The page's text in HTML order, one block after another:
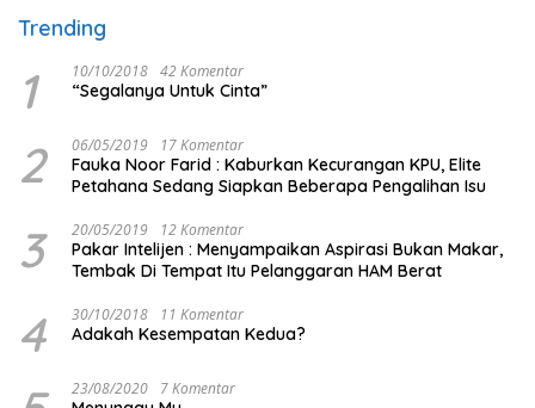
Trending
1 10/10/2018 42 Komentar
“Segalanya Untuk Cinta”
2 06/05/2019 17 Komentar
Fauka Noor Farid : Kaburkan Kecurangan KPU, Elite
Petahana Sedang Siapkan Beberapa Pengalihan Isu
3 20/05/2019 12 Komentar
Pakar Intelijen : Menyampaikan Aspirasi Bukan Makar,
Tembak Di Tempat Itu Pelanggaran HAM Berat
4 30/10/2018 11 Komentar
Adakah Kesempatan Kedua?
23/08/2020 7 Komentar